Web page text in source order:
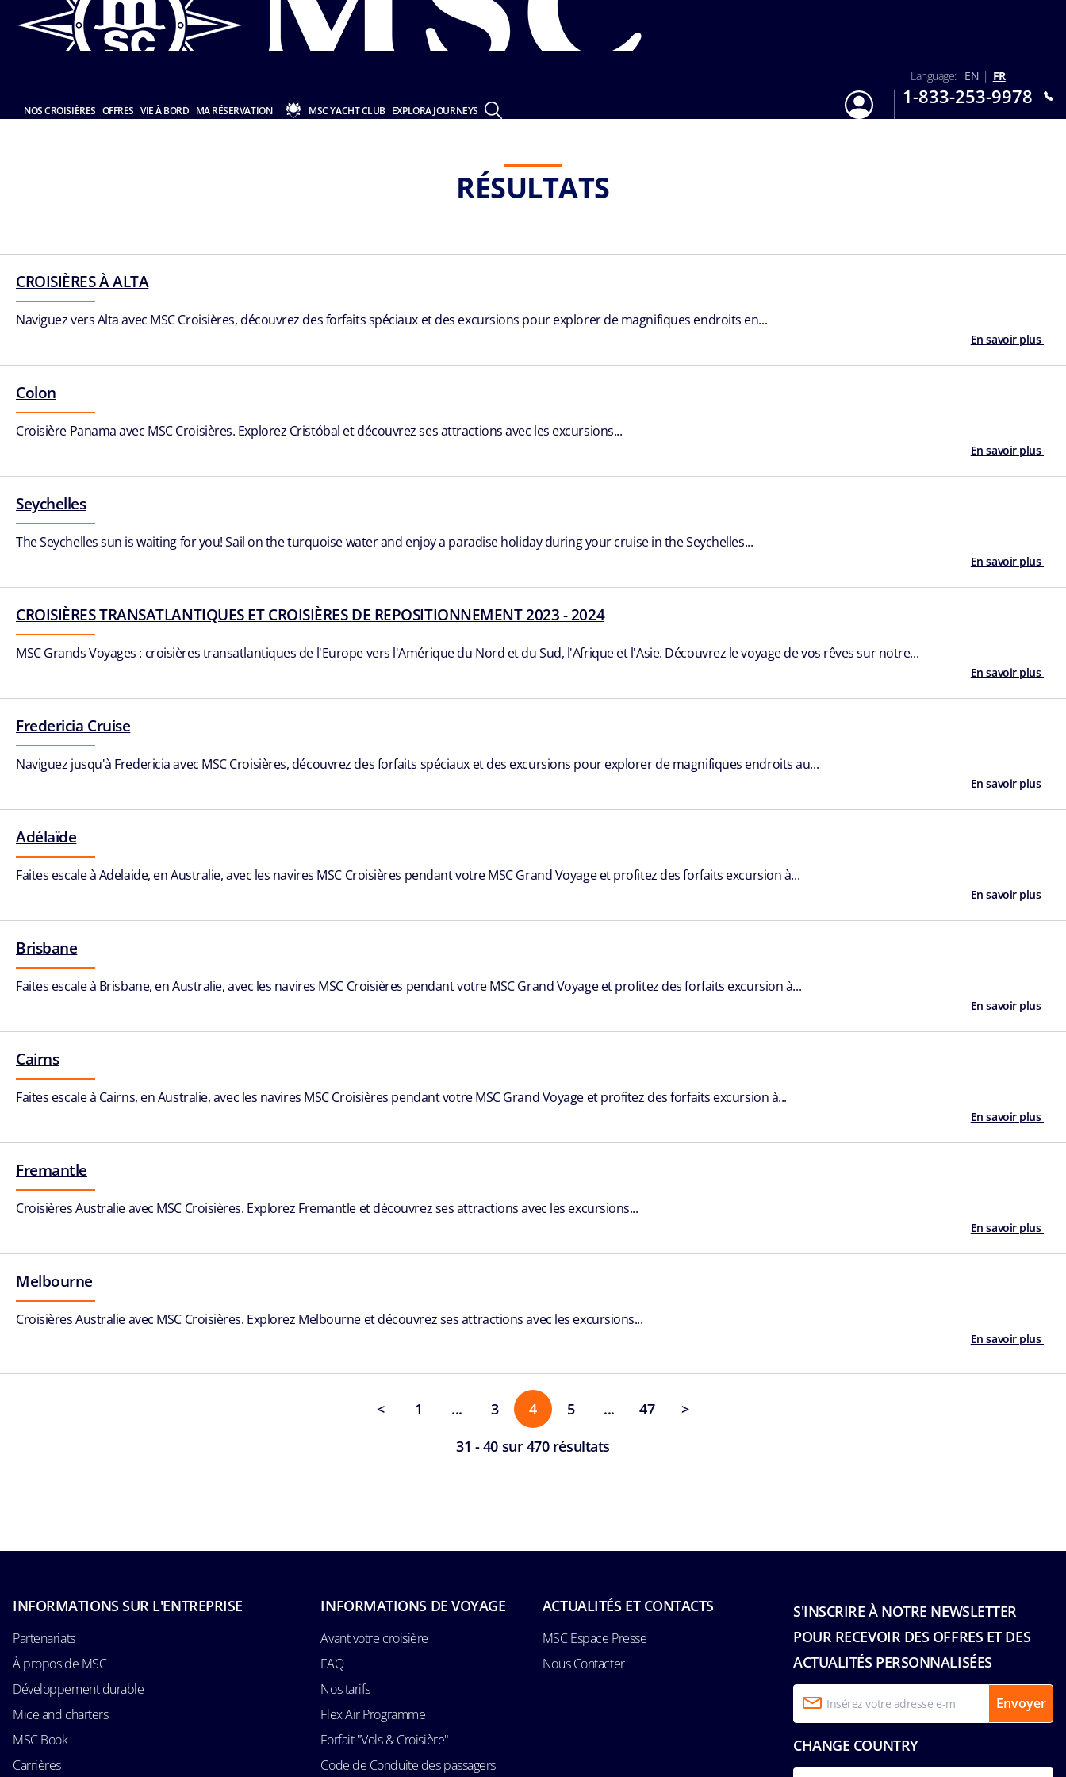
NOS CROISIÈRES OFFRES VIE À BORD MA RÉSERVATION MSC YACHT CLUB EXPLORA JOURNEYS
S'identifier
Language: EN | FR
1-833-253-9978
RÉSULTATS
CROISIÈRES À ALTA
Naviguez vers Alta avec MSC Croisières, découvrez des forfaits spéciaux et des excursions pour explorer de magnifiques endroits en...
En savoir plus
Colon
Croisière Panama avec MSC Croisières. Explorez Cristóbal et découvrez ses attractions avec les excursions...
En savoir plus
Seychelles
The Seychelles sun is waiting for you! Sail on the turquoise water and enjoy a paradise holiday during your cruise in the Seychelles...
En savoir plus
CROISIÈRES TRANSATLANTIQUES ET CROISIÈRES DE REPOSITIONNEMENT 2023 - 2024
MSC Grands Voyages : croisières transatlantiques de l'Europe vers l'Amérique du Nord et du Sud, l'Afrique et l'Asie. Découvrez le voyage de vos rêves sur notre...
En savoir plus
Fredericia Cruise
Naviguez jusqu'à Fredericia avec MSC Croisières, découvrez des forfaits spéciaux et des excursions pour explorer de magnifiques endroits au...
En savoir plus
Adélaïde
Faites escale à Adelaide, en Australie, avec les navires MSC Croisières pendant votre MSC Grand Voyage et profitez des forfaits excursion à...
En savoir plus
Brisbane
Faites escale à Brisbane, en Australie, avec les navires MSC Croisières pendant votre MSC Grand Voyage et profitez des forfaits excursion à...
En savoir plus
Cairns
Faites escale à Cairns, en Australie, avec les navires MSC Croisières pendant votre MSC Grand Voyage et profitez des forfaits excursion à...
En savoir plus
Fremantle
Croisières Australie avec MSC Croisières. Explorez Fremantle et découvrez ses attractions avec les excursions...
En savoir plus
Melbourne
Croisières Australie avec MSC Croisières. Explorez Melbourne et découvrez ses attractions avec les excursions...
En savoir plus
< 1 ... 3 4 5 ... 47
>
31 - 40 sur 470 résultats
S'INSCRIRE À NOTRE NEWSLETTER
POUR RECEVOIR DES OFFRES ET DES
ACTUALITÉS PERSONNALISÉES
Envoyer
CHANGE COUNTRY
INFORMATIONS SUR L'ENTREPRISE
Partenariats
À propos de MSC
Développement durable
Mice and charters
MSC Book
Carrières
INFORMATIONS DE VOYAGE
Avant votre croisière
FAQ
Nos tarifs
Flex Air Programme
Forfait "Vols & Croisière"
Code de Conduite des passagers
ACTUALITÉS ET CONTACTS
MSC Espace Presse
Nous Contacter